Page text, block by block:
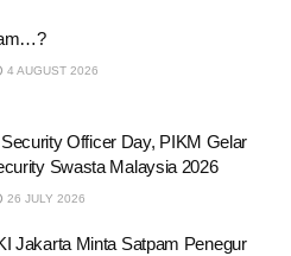
4 AUGUST 2026
Officer Day, PIKM Gelar
Swasta Malaysia 2026
26 JULY 2026
Jakarta Minta Satpam Penegur